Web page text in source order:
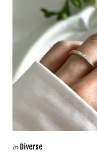
Categories
Posted
in Diverse